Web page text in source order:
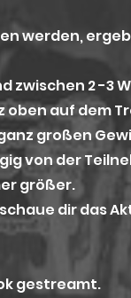
werden,
zwischen 2 -3
oben auf dem
großen Ge
von der
größer.
dir das
gestreamt.